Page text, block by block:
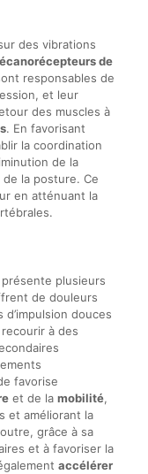
des vibrations
de
responsables de
et leur
des muscles à
. En favorisant
la coordination
de la
la posture. Ce
en atténuant la
présente plusieurs
de douleurs
douces
à des
favorise
et de la mobilité,
et améliorant la
grâce à sa
et à favoriser la
accélérer